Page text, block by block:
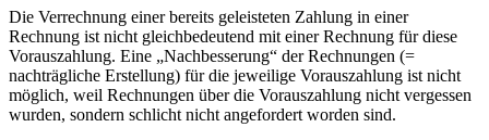
Die Verrechnung einer bereits geleisteten Zahlung in einer
Rechnung ist nicht gleichbedeutend mit einer Rechnung für diese
Vorauszahlung. Eine „Nachbesserung“ der Rechnungen (=
nachträgliche Erstellung) für die jeweilige Vorauszahlung ist nicht
möglich, weil Rechnungen über die Vorauszahlung nicht vergessen
wurden, sondern schlicht nicht angefordert worden sind.